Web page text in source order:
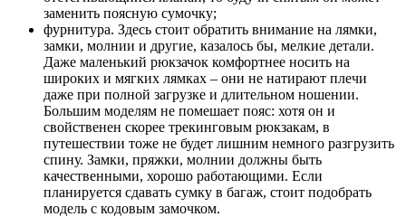
заменить поясную сумочку;
фурнитура. Здесь стоит обратить внимание на лямки,
замки, молнии и другие, казалось бы, мелкие детали.
Даже маленький рюкзачок комфортнее носить на
широких и мягких лямках – они не натирают плечи
даже при полной загрузке и длительном ношении.
Большим моделям не помешает пояс: хотя он и
свойственен скорее трекинговым рюкзакам, в
путешествии тоже не будет лишним немного разгрузить
спину. Замки, пряжки, молнии должны быть
качественными, хорошо работающими. Если
планируется сдавать сумку в багаж, стоит подобрать
модель с кодовым замочком.